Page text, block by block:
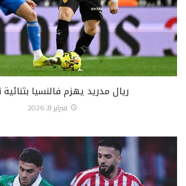
ريال مدريد يهزم فالنسيا
فبراير 8, 2026